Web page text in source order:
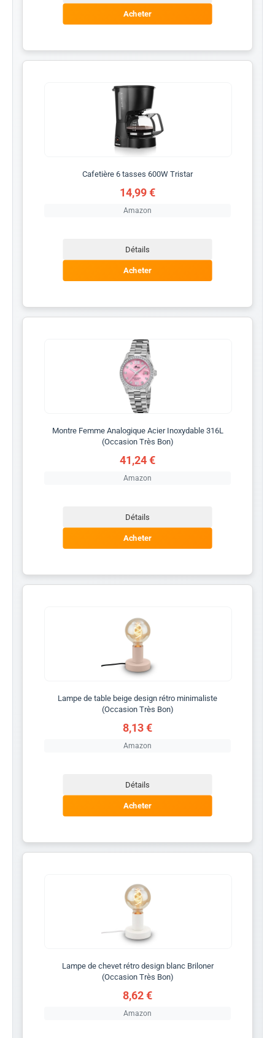
Acheter
Cafetière 6 tasses 600W Tristar
14,99 €
Amazon
Détails
Acheter
Montre Femme Analogique Acier Inoxydable 316L
(Occasion Très Bon)
41,24 €
Amazon
Détails
Acheter
Lampe de table beige design rétro minimaliste
(Occasion Très Bon)
8,13 €
Amazon
Détails
Acheter
Lampe de chevet rétro design blanc Briloner
(Occasion Très Bon)
8,62 €
Amazon